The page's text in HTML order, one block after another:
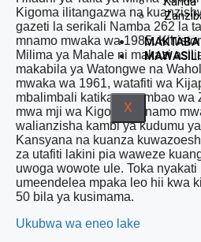
X
Kigoma ilitangazwa na
gazeti la serikali Namba 262 la
mnamo mwaka wa 1985.
Milima ya Mahale ni makazi
makabila ya Watongwe na
mwaka wa 1961, watafiti wa
mbalimbali katika mwambao wa
mwa mji wa Kigoma. Mnamo
walianzisha kambi ya kudumu
Kansyana na kuanza
za utafiti lakini pia waweze
uwoga wowote ule. Toka
umeendelea mpaka leo hii kwa
50 bila ya kusimama.
Ukubwa wa eneo lake